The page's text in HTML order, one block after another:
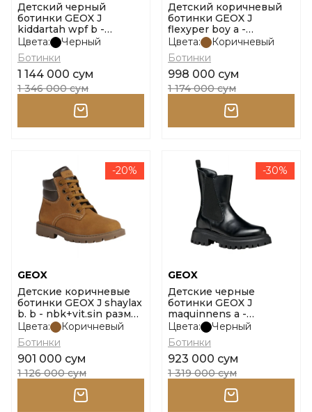
Детский черный
ботинки GEOX J
kiddartah wpf b -
vit.nbk+ny размер 35
Цвета:
Черный
Ботинки
1 144 000 сум
1 346 000 сум
Детский коричневый
ботинки GEOX J
flexyper boy a -
sint.cerato размер 31
Цвета:
Коричневый
Ботинки
998 000 сум
1 174 000 сум
-20%
GEOX
Детские коричневые
ботинки GEOX J shaylax
b. b - nbk+vit.sin размер
28
Цвета:
Коричневый
Ботинки
901 000 сум
1 126 000 сум
-30%
GEOX
Детские черные
ботинки GEOX J
maquinnens a -
sint.asport.+ размер 31
Цвета:
Черный
Ботинки
923 000 сум
1 319 000 сум